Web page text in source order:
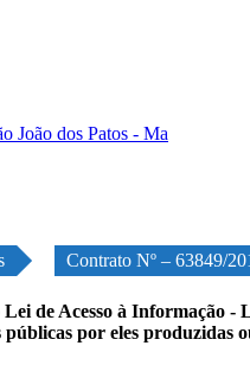
Contrato Nº – 63849/
Lei de Acesso à
por eles produzidas